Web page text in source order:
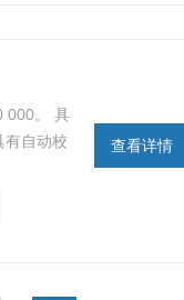
。 具
有自动校
查看详情